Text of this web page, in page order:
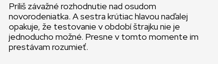
Príliš závažné rozhodnutie nad osudom
novorodeniatka. A sestra krútiac hlavou naďalej
opakuje, že testovanie v období štrajku nie je
jednoducho možné. Presne v tomto momente im
prestávam rozumieť.